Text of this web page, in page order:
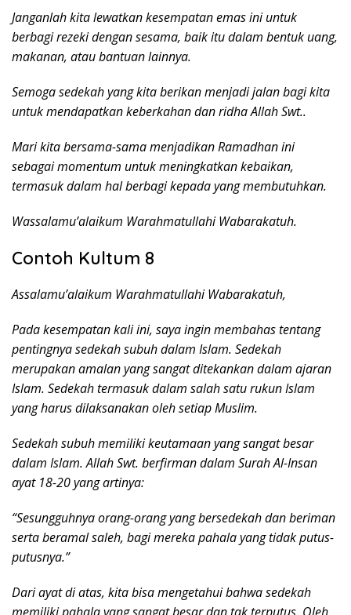
Janganlah kita lewatkan kesempatan emas ini untuk
berbagi rezeki dengan sesama, baik itu dalam bentuk uang,
makanan, atau bantuan lainnya.
Semoga sedekah yang kita berikan menjadi jalan bagi kita
untuk mendapatkan keberkahan dan ridha Allah Swt..
Mari kita bersama-sama menjadikan Ramadhan ini
sebagai momentum untuk meningkatkan kebaikan,
termasuk dalam hal berbagi kepada yang membutuhkan.
Wassalamu’alaikum Warahmatullahi Wabarakatuh.
Contoh Kultum 8
Assalamu’alaikum Warahmatullahi Wabarakatuh,
Pada kesempatan kali ini, saya ingin membahas tentang
pentingnya sedekah subuh dalam Islam. Sedekah
merupakan amalan yang sangat ditekankan dalam ajaran
Islam. Sedekah termasuk dalam salah satu rukun Islam
yang harus dilaksanakan oleh setiap Muslim.
Sedekah subuh memiliki keutamaan yang sangat besar
dalam Islam. Allah Swt. berfirman dalam Surah Al-Insan
ayat 18-20 yang artinya:
“Sesungguhnya orang-orang yang bersedekah dan beriman
serta beramal saleh, bagi mereka pahala yang tidak putus-
putusnya.”
Dari ayat di atas, kita bisa mengetahui bahwa sedekah